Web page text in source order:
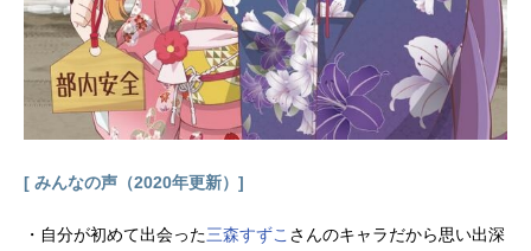
[ みんなの声（2020年更新）]
・自分が初めて出会った三森すずこ さんのキャラだから思い出深